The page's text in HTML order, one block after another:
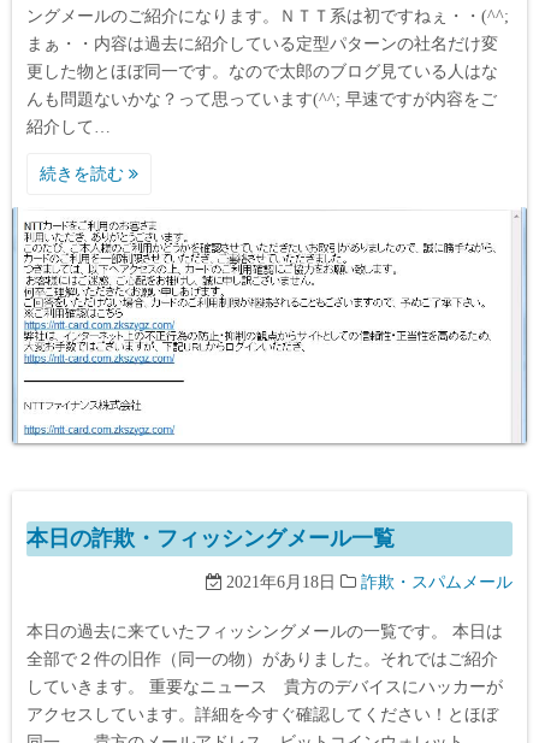
ングメールのご紹介になります。ＮＴＴ系は初ですねぇ・・(^^;
まぁ・・内容は過去に紹介している定型パターンの社名だけ変
更した物とほぼ同一です。なので太郎のブログ見ている人はな
んも問題ないかな？って思っています(^^; 早速ですが内容をご
紹介して…
続きを読む
本日の詐欺・フィッシングメール一覧
2021年6月18日 詐欺・スパムメール
本日の過去に来ていたフィッシングメールの一覧です。 本日は
全部で２件の旧作（同一の物）がありました。それではご紹介
していきます。 重要なニュース 貴方のデバイスにハッカーが
アクセスしています。詳細を今すぐ確認してください！とほぼ